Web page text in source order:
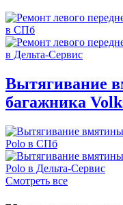
Вытягивание
багажника
Смотреть все